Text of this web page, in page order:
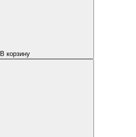
В корзину